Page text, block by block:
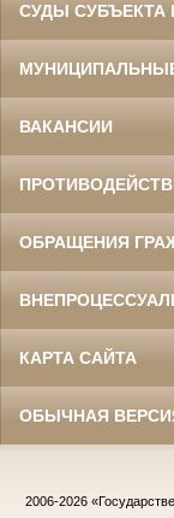
СУДЫ СУБЪЕКТА
ВАКАНСИИ
ОБРАЩЕНИЯ
КАРТА САЙТА
ОБЫЧНАЯ
2006-2026